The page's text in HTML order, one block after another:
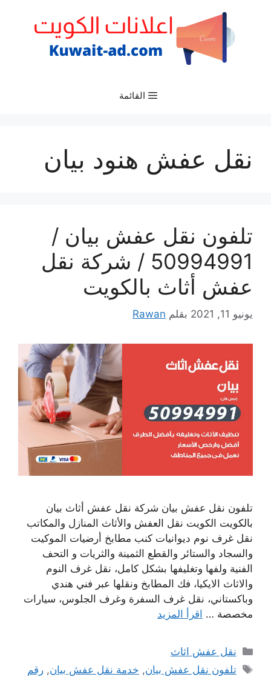
القائمة
نقل عفش هنود بيان
تلفون نقل عفش بيان /
50994991 / شركة نقل
عفش أثاث بالكويت
يونيو 11, 2021 بقلم Rawan
تلفون نقل عفش بيان شركة نقل عفش أثاث بيان
بالكويت الكويت نقل العفش والأثاث المنازل والمكاتب
نقل غرف نوم ديوانيات كنب مطابخ أرضيات الموكيت
والسجاد والستائر والقطع الثمينة والثريات و التحف
الفنية ولفها وتغليفها بشكل كامل، نقل غرف النوم
والاثاث الايكيا، فك المطابخ ونقلها عبر فني هندي
وباكستاني، نقل غرف السفرة وغرف الجلوس، سيارات
مخصصة … اقرأ المزيد
التصنيفات
نقل عفش اثاث
الوسوم
تلفون نقل عفش بيان, خدمة نقل عفش بيان,رقم